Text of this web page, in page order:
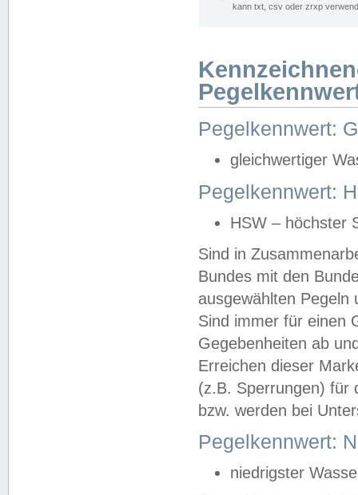
kann txt, csv oder zrxp
Pegelkennwert:
gleichwertiger
Pegelkennwert:
HSW – höchster
Sind in
Bundes mit den
ausgewählten
Sind immer für einen
Gegebenheiten ab
Erreichen dieser
(z.B. Sperrungen) für
bzw. werden bei
Pegelkennwert:
niedrigster